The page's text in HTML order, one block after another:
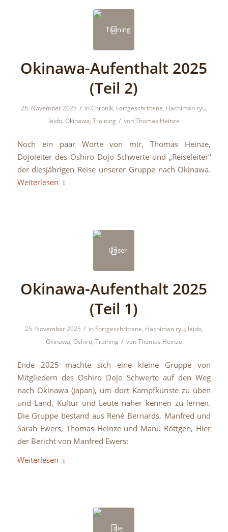
Okinawa-Aufenthalt 2025
(Teil 2)
26. November 2025 / inChronik, Fortgeschrittene, Hachiman ryu,
Iaido, Okinawa, Training / vonThomas Heinze
Noch ein paar Worte von mir, Thomas Heinze,
Dojoleiter des Oshiro Dojo Schwerte und „Reiseleiter“
der diesjährigen Reise unserer Gruppe nach Okinawa.
Weiterlesen
Okinawa-Aufenthalt 2025
(Teil 1)
25. November 2025 / in Fortgeschrittene, Hachiman ryu, Iaido,
Okinawa, Oshiro, Training / vonThomas Heinze
Ende 2025 machte sich eine kleine Gruppe von
Mitgliedern des Oshiro Dojo Schwerte auf den Weg
nach Okinawa (Japan), um dort Kampfkünste zu üben
und Land, Kultur und Leute näher kennen zu lernen.
Die Gruppe bestand aus René Bernards, Manfred und
Sarah Ewers, Thomas Heinze und Manu Röttgen, Hier
der Bericht von Manfred Ewers:
Weiterlesen